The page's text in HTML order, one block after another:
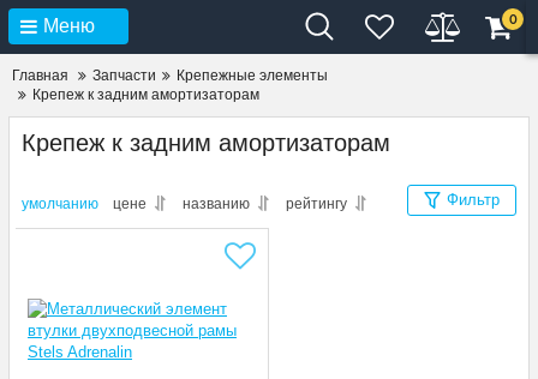
Меню 0
Главная Запчасти
Крепежные элементы
Крепеж к задним амортизаторам
Крепеж к задним амортизаторам
умолчанию цене названию рейтингу Фильтр